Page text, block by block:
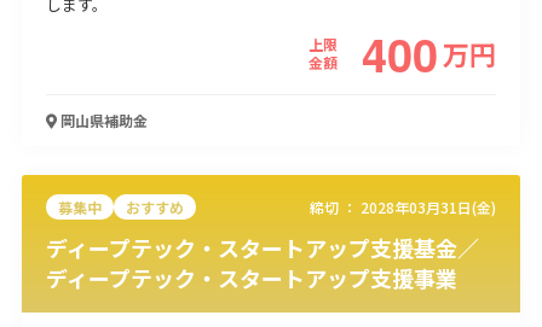
海外展開 設備投資
IT導入
環境・省エネ
テレワーク
上限
金額
400万円
岡山県補助金
募集中 おすすめ 締切 ： 2028年03月31日(金)
ディープテック・スタートアップ支援基金／
ディープテック・スタートアップ支援事業